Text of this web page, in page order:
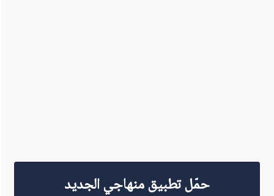
حمّل تطبيق منهاجي الجديد